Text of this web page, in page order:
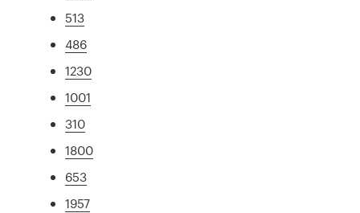
513
486
1230
1001
310
1800
653
1957